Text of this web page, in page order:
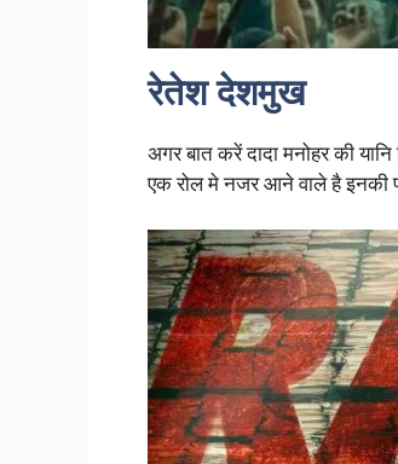
रेतेश देशमुख
अगर बात करें दादा मनोहर की
एक रोल मे नजर आने वाले है इनकी